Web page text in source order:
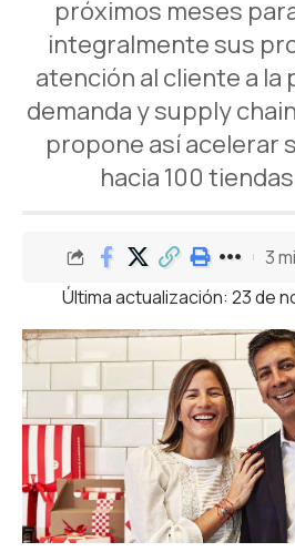
próximos meses
integralmente sus
atención al cliente a la
demanda y supply
propone así acelerar
hacia 100
Última actualización: 23 de
3